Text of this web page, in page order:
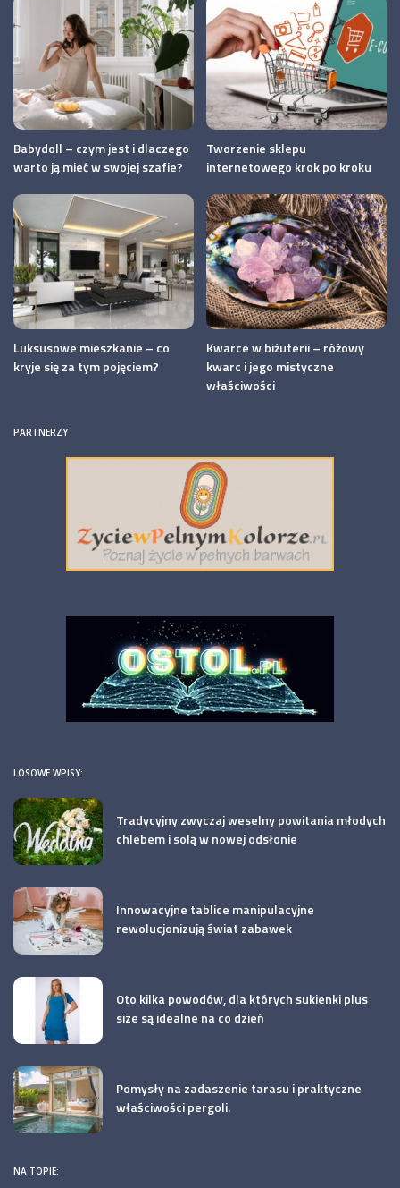
Babydoll – czym jest i dlaczego
warto ją mieć w swojej szafie?
Tworzenie sklepu
internetowego krok po kroku
Luksusowe mieszkanie – co
kryje się za tym pojęciem?
Kwarce w biżuterii – różowy
kwarc i jego mistyczne
właściwości
PARTNERZY
LOSOWE WPISY:
Tradycyjny zwyczaj weselny powitania młodych
chlebem i solą w nowej odsłonie
Innowacyjne tablice manipulacyjne
rewolucjonizują świat zabawek
Oto kilka powodów, dla których sukienki plus
size są idealne na co dzień
Pomysły na zadaszenie tarasu i praktyczne
właściwości pergoli.
NA TOPIE: